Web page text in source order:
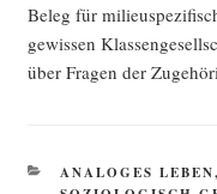
Beleg für
gewis­sen
über Fra­gen der
KATEGORIEN
ANALOGES LEBEN,